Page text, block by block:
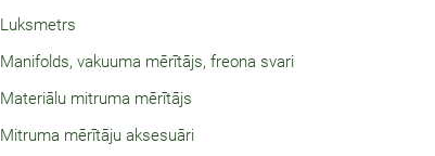
Luksmetrs
Manifolds, vakuuma mērītājs, freona svari
Materiālu mitruma mērītājs
Mitruma mērītāju aksesuāri